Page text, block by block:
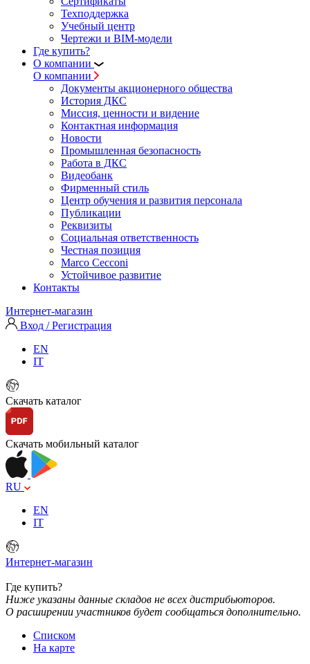
Техподдержка
Учебный центр
Чертежи и BIM-модели
Где купить?
О компании
О компании
Документы акционерного общества
История ДКС
Миссия, ценности и видение
Контактная информация
Новости
Промышленная безопасность
Работа в ДКС
Видеобанк
Фирменный стиль
Центр обучения и развития персонала
Публикации
Реквизиты
Социальная ответственность
Честная позиция
Marco Cecconi
Устойчивое развитие
Контакты
Интернет-магазин
Вход / Регистрация
EN
IT
Скачать каталог
Скачать мобильный каталог
RU
EN
IT
Интернет-магазин
Где купить?
Ниже указаны данные складов не всех дистрибьюторов.
О расширении участников будет сообщаться дополнительно.
Списком
На карте